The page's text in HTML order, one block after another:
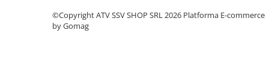
©Copyright ATV SSV SHOP SRL 2026 Platforma E-commerce
by Gomag